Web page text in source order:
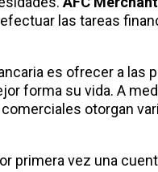
las tareas
es ofrecer a las
forma su vida. A
otorgan
primera vez una